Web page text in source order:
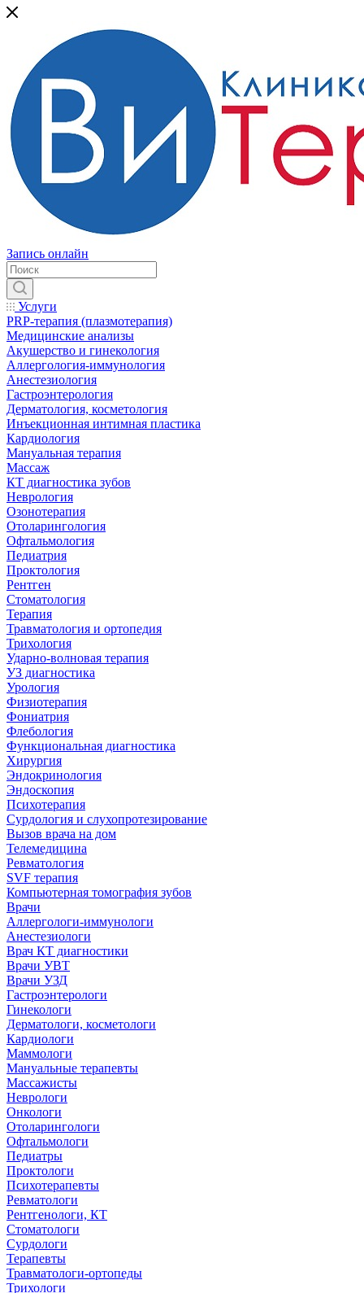
Запись онлайн
Услуги
PRP-терапия (плазмотерапия)
Медицинские анализы
Акушерство и гинекология
Аллергология-иммунология
Анестезиология
Гастроэнтерология
Дерматология, косметология
Инъекционная интимная пластика
Кардиология
Мануальная терапия
Массаж
КТ диагностика зубов
Неврология
Озонотерапия
Отоларингология
Офтальмология
Педиатрия
Проктология
Рентген
Стоматология
Терапия
Травматология и ортопедия
Трихология
Ударно-волновая терапия
УЗ диагностика
Урология
Физиотерапия
Фониатрия
Флебология
Функциональная диагностика
Хирургия
Эндокринология
Эндоскопия
Психотерапия
Сурдология и слухопротезирование
Вызов врача на дом
Телемедицина
Ревматология
SVF терапия
Компьютерная томография зубов
Врачи
Аллергологи-иммунологи
Анестезиологи
Врач КТ диагностики
Врачи УВТ
Врачи УЗД
Гастроэнтерологи
Гинекологи
Дерматологи, косметологи
Кардиологи
Маммологи
Мануальные терапевты
Массажисты
Неврологи
Онкологи
Отоларингологи
Офтальмологи
Педиатры
Проктологи
Психотерапевты
Ревматологи
Рентгенологи, КТ
Стоматологи
Сурдологи
Терапевты
Травматологи-ортопеды
Трихологи